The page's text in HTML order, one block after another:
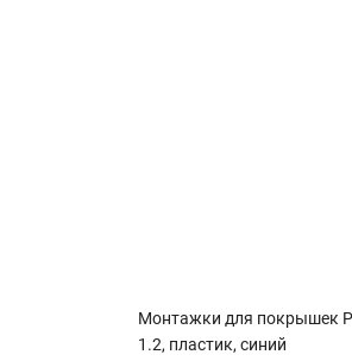
Монтажки для покрышек
1.2, пластик, синий